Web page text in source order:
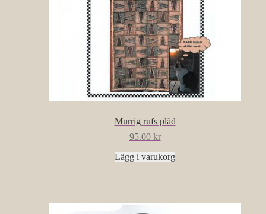
Murrig rufs pläd
95.00 kr
Lägg i varukorg